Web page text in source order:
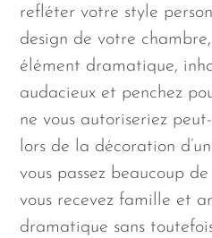
refléter votre style
design de votre
élément dramatique,
audacieux et penchez
ne vous autoriseriez
lors de la décoration
vous passez beaucoup
vous recevez famille et
dramatique sans